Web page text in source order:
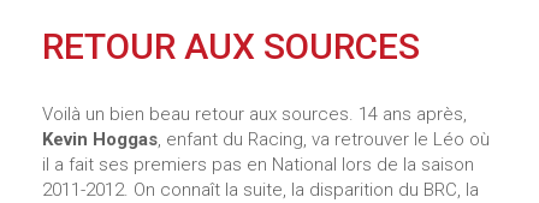
RETOUR AUX SOURCES
Voilà un bien beau retour aux sources. 14 ans après,
Kevin Hoggas, enfant du Racing, va retrouver le Léo où
il a fait ses premiers pas en National lors de la saison
2011-2012. On connaît la suite, la disparition du BRC, la